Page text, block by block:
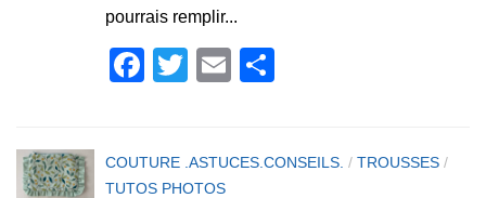
pourrais remplir...
Facebook
Twitter
Email
COUTURE .ASTUCES.CONSEILS. / TROUSSES /
TUTOS PHOTOS